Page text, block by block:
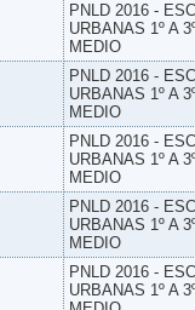
PNLD 2016 -
URBANAS 1º A
MEDIO
PNLD 2016 -
URBANAS 1º A
MEDIO
PNLD 2016 -
URBANAS 1º A
MEDIO
PNLD 2016 -
URBANAS 1º A
MEDIO
PNLD 2016 -
URBANAS 1º A